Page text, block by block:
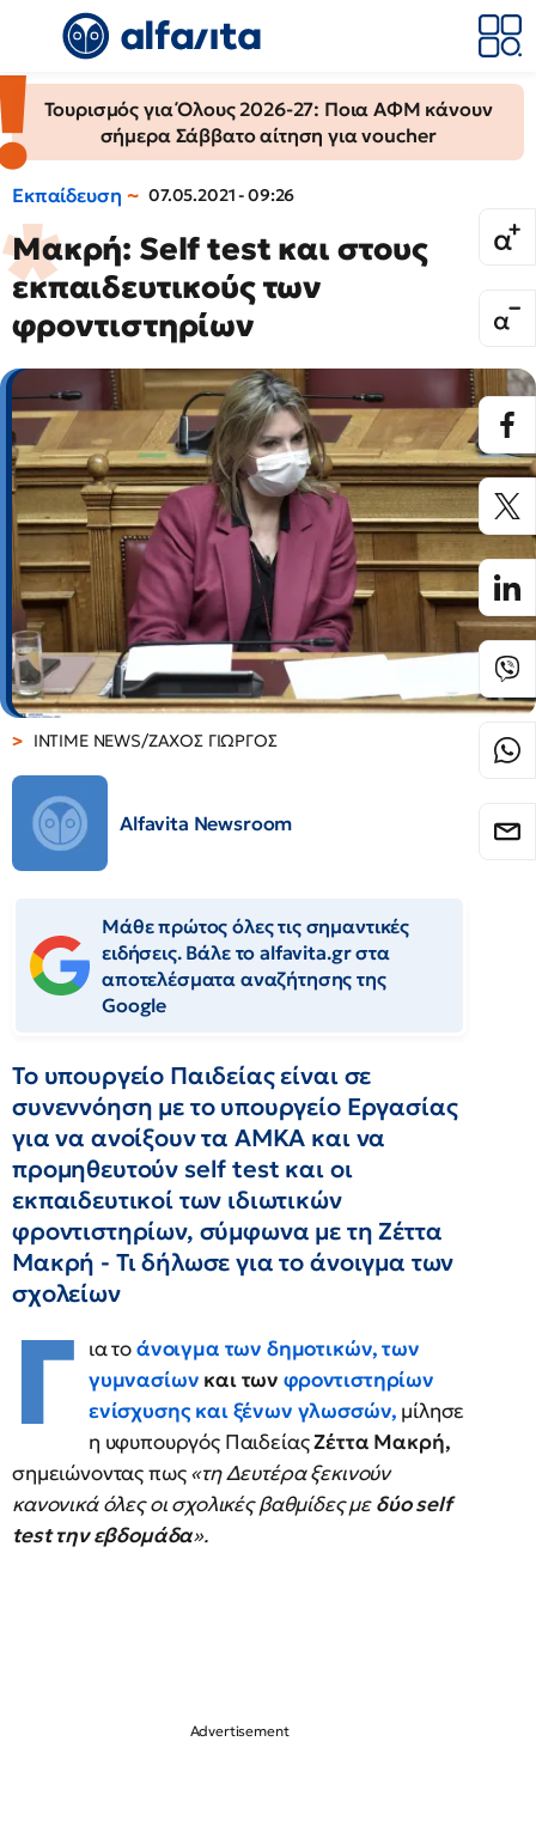
Τουρισμός για Όλους 2026-27: Ποια ΑΦΜ κάνουν
σήμερα Σάββατο αίτηση για voucher
Εκπαίδευση 07.05.2021 - 09:26
Μακρή: Self test και στους
εκπαιδευτικούς των
φροντιστηρίων
INTIME NEWS/ΖΑΧΟΣ ΓΙΩΡΓΟΣ
Alfavita Newsroom
Μάθε πρώτος όλες τις σημαντικές
ειδήσεις. Βάλε το alfavita.gr στα
αποτελέσματα αναζήτησης της
Google
Το υπουργείο Παιδείας είναι σε
συνεννόηση με το υπουργείο Εργασίας
για να ανοίξουν τα ΑΜΚΑ και να
προμηθευτούν self test και οι
εκπαιδευτικοί των ιδιωτικών
φροντιστηρίων, σύμφωνα με τη Ζέττα
Μακρή - Τι δήλωσε για το άνοιγμα των
σχολείων
Γ ια τοάνοιγμα των δημοτικών, των
γυμνασίων και των φροντιστηρίων
ενίσχυσης και ξένων γλωσσών, μίλησε
η υφυπουργός ΠαιδείαςΖέττα Μακρή,
σημειώνοντας πως«τη Δευτέρα ξεκινούν
κανονικά όλες οι σχολικές βαθμίδες μεδύο self
test την εβδομάδα».